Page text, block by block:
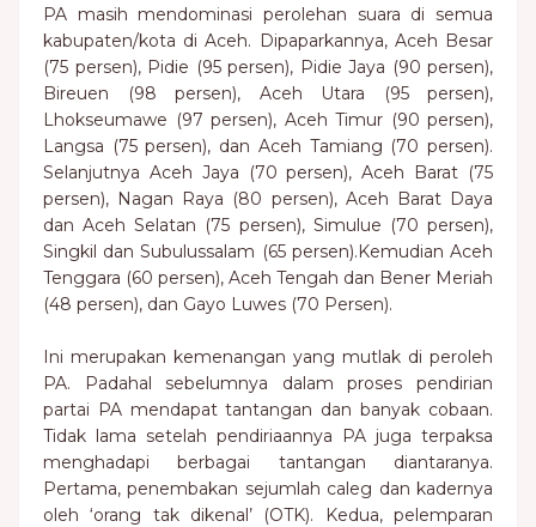
PA masih mendominasi perolehan suara di semua
kabupaten/kota di Aceh. Dipaparkannya, Aceh Besar
(75 persen), Pidie (95 persen), Pidie Jaya (90 persen),
Bireuen (98 persen), Aceh Utara (95 persen),
Lhokseumawe (97 persen), Aceh Timur (90 persen),
Langsa (75 persen), dan Aceh Tamiang (70 persen).
Selanjutnya Aceh Jaya (70 persen), Aceh Barat (75
persen), Nagan Raya (80 persen), Aceh Barat Daya
dan Aceh Selatan (75 persen), Simulue (70 persen),
Singkil dan Subulussalam (65 persen).Kemudian Aceh
Tenggara (60 persen), Aceh Tengah dan Bener Meriah
(48 persen), dan Gayo Luwes (70 Persen).
Ini merupakan kemenangan yang mutlak di peroleh
PA. Padahal sebelumnya dalam proses pendirian
partai PA mendapat tantangan dan banyak cobaan.
Tidak lama setelah pendiriaannya PA juga terpaksa
menghadapi berbagai tantangan diantaranya.
Pertama, penembakan sejumlah caleg dan kadernya
oleh ‘orang tak dikenal’ (OTK). Kedua, pelemparan